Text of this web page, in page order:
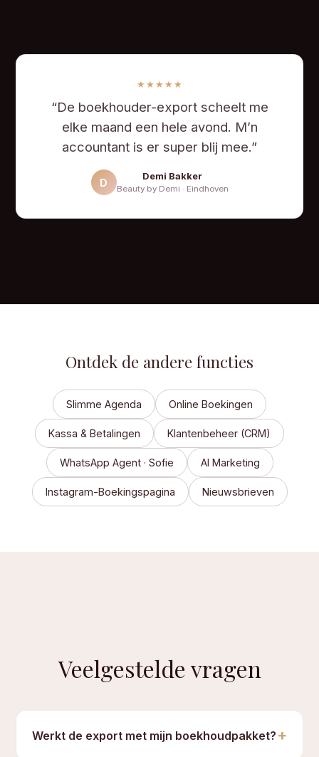
★★★★★
“De boekhouder-export scheelt me
elke maand een hele avond. M’n
accountant is er super blij mee.”
D
Demi Bakker
Beauty by Demi · Eindhoven
Ontdek de andere functies
Slimme Agenda Online Boekingen
Kassa & Betalingen Klantenbeheer (CRM)
WhatsApp Agent · Sofie AI Marketing
Instagram-Boekingspagina Nieuwsbrieven
Veelgestelde vragen
Werkt de export met mijn boekhoudpakket? +